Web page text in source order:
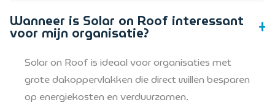
Wanneer is Solar on Roof interessant
voor mijn organisatie?
Solar on Roof is ideaal voor organisaties met
grote dakoppervlakken die direct willen besparen
op energiekosten en verduurzamen.